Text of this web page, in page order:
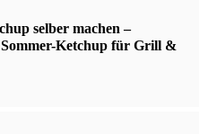
selber machen –
Ketchup für Grill &